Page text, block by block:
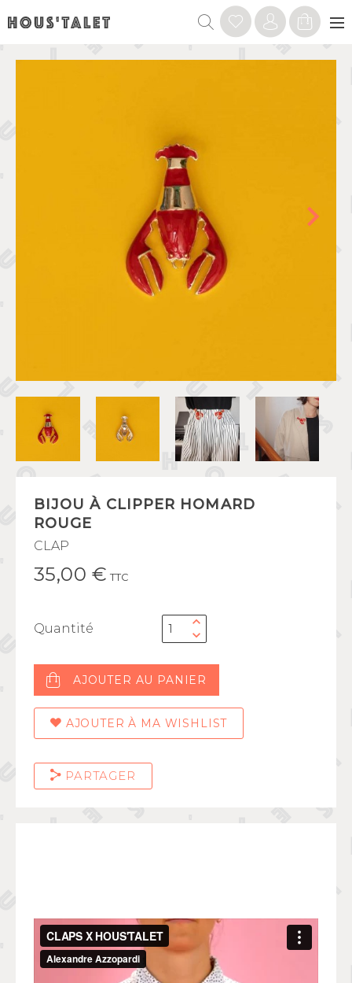
BIJOU À CLIPPER HOMARD
ROUGE
CLAP
35,00 € TTC
Quantité
AJOUTER AU PANIER
AJOUTER À MA WISHLIST
PARTAGER